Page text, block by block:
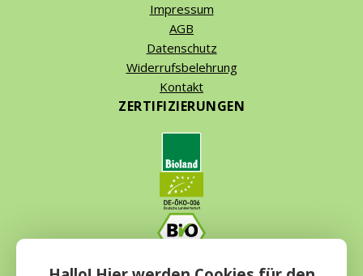
Impressum
AGB
Datenschutz
Widerrufsbelehrung
Kontakt
ZERTIFIZIERUNGEN